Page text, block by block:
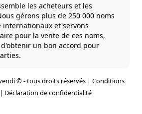
les acheteurs et les
gérons plus de 250 000 noms
internationaux et servons
pour la vente de ces noms,
un bon accord pour
© - tous droits réservés | Conditions
| Déclaration de confidentialité